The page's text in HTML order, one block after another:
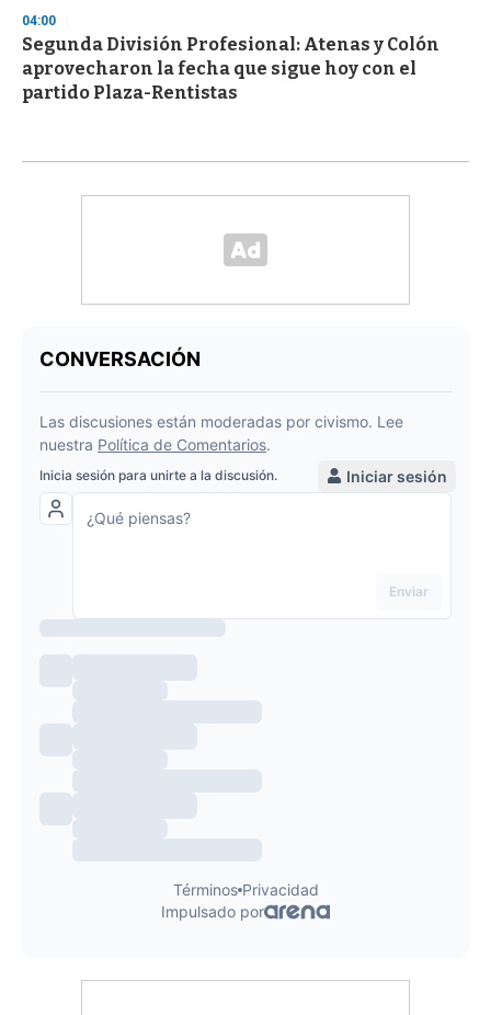
04:00
Segunda División Profesional: Atenas y Colón
aprovecharon la fecha que sigue hoy con el
partido Plaza-Rentistas